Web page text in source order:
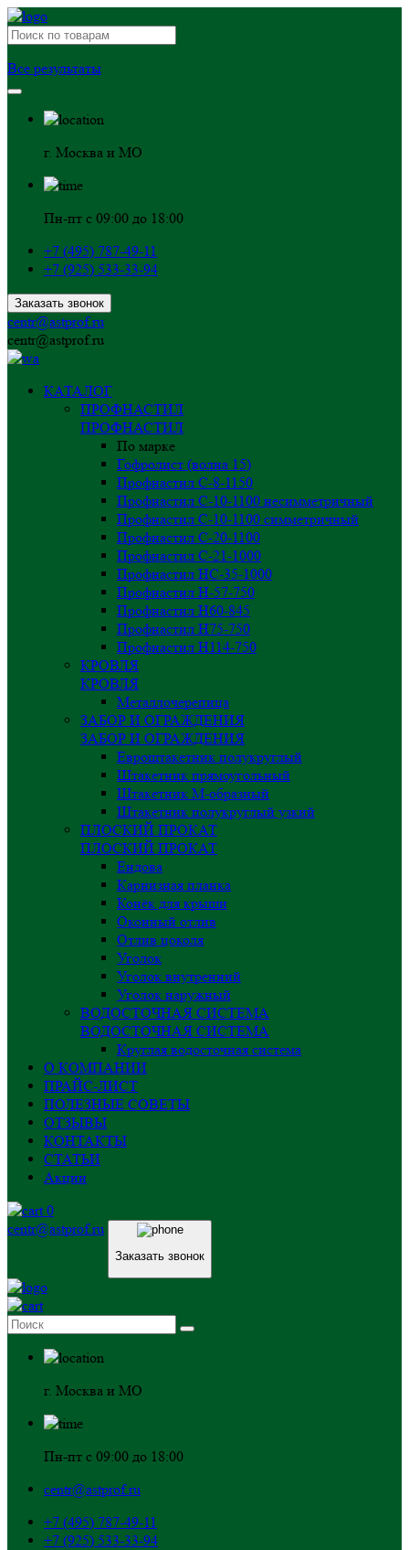
Все результаты
г. Москва и МО
Пн-пт с 09:00 до 18:00
+7 (495) 787-49-11
+7 (925) 533-33-94
Заказать звонок
centr@astprof.ru
centr@astprof.ru
КАТАЛОГ
ПРОФНАСТИЛ
ПРОФНАСТИЛ
По марке
Гофролист (волна 15)
Профнастил С-8-1150
Профнастил С-10-1100 несимметричный
Профнастил С-10-1100 симметричный
Профнастил С-20-1100
Профнастил С-21-1000
Профнастил НС-35-1000
Профнастил H-57-750
Профнастил Н60-845
Профнастил Н75-750
Профнастил Н114-750
КРОВЛЯ
КРОВЛЯ
Металлочерепица
ЗАБОР И ОГРАЖДЕНИЯ
ЗАБОР И ОГРАЖДЕНИЯ
Евроштакетник полукруглый
Штакетник прямоугольный
Штакетник М-образный
Штакетник полукруглый узкий
ПЛОСКИЙ ПРОКАТ
ПЛОСКИЙ ПРОКАТ
Ендова
Карнизная планка
Конёк для крыши
Оконный отлив
Отлив цоколя
Уголок
Уголок внутренний
Уголок наружный
ВОДОСТОЧНАЯ СИСТЕМА
ВОДОСТОЧНАЯ СИСТЕМА
Круглая водосточная система
О КОМПАНИИ
ПРАЙС-ЛИСТ
ПОЛЕЗНЫЕ СОВЕТЫ
ОТЗЫВЫ
КОНТАКТЫ
СТАТЬИ
Акции
0
centr@astprof.ru
Заказать звонок
г. Москва и МО
Пн-пт с 09:00 до 18:00
centr@astprof.ru
+7 (495) 787-49-11
+7 (925) 533-33-94